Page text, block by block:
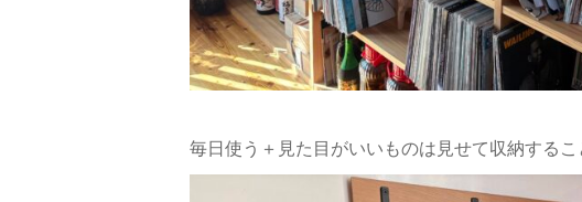
毎日使う＋見た目がいいものは見せて収納する